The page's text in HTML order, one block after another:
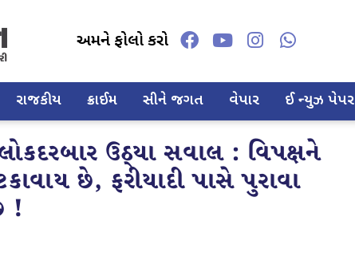
અમને ફોલો કરો
રાજકીય ક્રાઈમ સીને જગત વેપાર ઈ ન્યુઝ પેપર
ઉઠ્યા સવાલ : વિપક્ષને
છે, ફરીયાદી પાસે પુરાવા
!